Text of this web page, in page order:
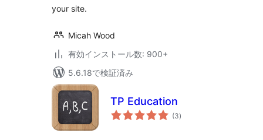
your site.
Micah Wood
有効インストール数: 900+
5.6.18で検証済み
TP Education
(3個
の)